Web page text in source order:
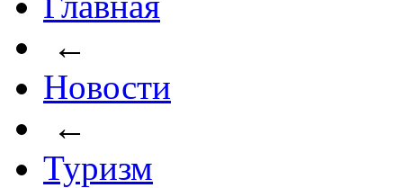
←
Новости
←
Туризм